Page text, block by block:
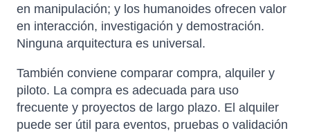
en manipulación; y los humanoides ofrecen valor
en interacción, investigación y demostración.
Ninguna arquitectura es universal.
También conviene comparar compra, alquiler y
piloto. La compra es adecuada para uso
frecuente y proyectos de largo plazo. El alquiler
puede ser útil para eventos, pruebas o validación